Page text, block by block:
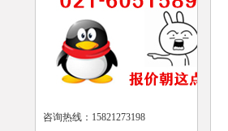
咨询热线：15821273198